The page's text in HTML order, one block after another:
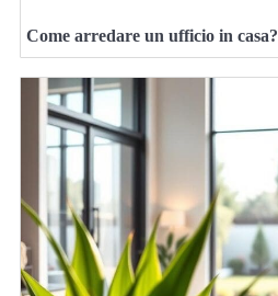
Come arredare un ufficio in casa?